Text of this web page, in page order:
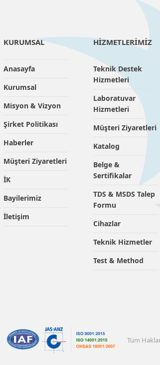
KURUMSAL
Anasayfa
Kurumsal
Misyon & Vizyon
Şirket Politikası
Haberler
Müşteri Ziyaretleri
İK
Bayilerimiz
İletişim
HİZMETLERİMİZ
Teknik Destek
Hizmetleri
Laboratuvar
Hizmetleri
Müşteri Ziyaretleri
Katalog
Belge &
Sertifikalar
TDS & MSDS Talep
Formu
Cihazlar
Teknik Hizmetler
Test & Method
Tüm